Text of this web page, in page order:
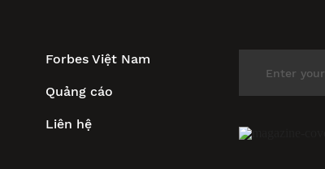
Forbes Việt Nam
Quảng cáo
Liên hệ